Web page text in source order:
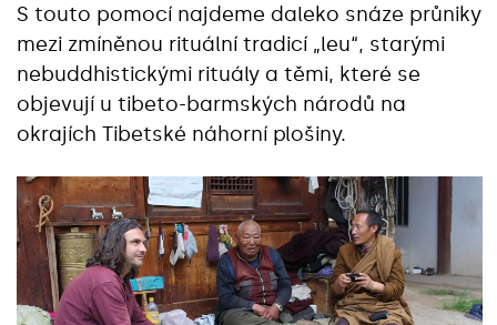
S touto pomocí najdeme daleko snáze průniky
mezi zmíněnou rituální tradicí „leu“, starými
nebuddhistickými rituály a těmi, které se
objevují u tibeto-barmských národů na
okrajích Tibetské náhorní plošiny.